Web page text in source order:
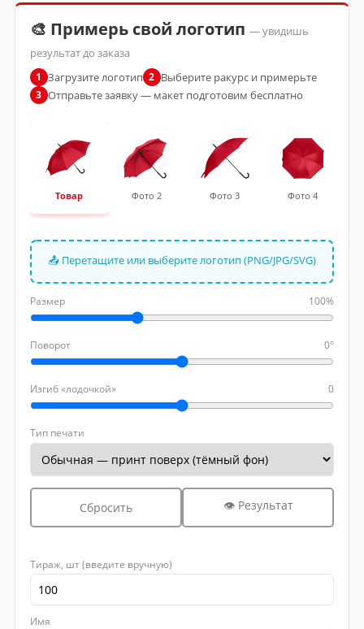
🎨 Примерь свой логотип — увидишь
результат до заказа
1 Загрузите логотип 2 Выберите ракурс и примерьте
3 Отправьте заявку — макет подготовим бесплатно
Товар Фото 2 Фото 3 Фото 4
📤 Перетащите или выберите логотип (PNG/JPG/SVG)
Размер 100%
Поворот 0°
Изгиб «лодочкой» 0
Тип печати
Сбросить 👁 Результат
Тираж, шт (введите вручную)
Имя